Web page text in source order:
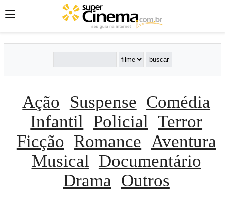
Ação Suspense Comédia
Infantil
Policial Terror
Ficção Romance Aventura
Musical
Documentário
Drama Outros